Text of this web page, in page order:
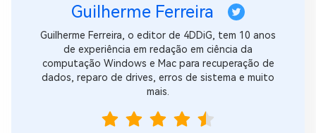
Guilherme Ferreira
Guilherme Ferreira, o editor de 4DDiG, tem 10 anos
de experiência em redação em ciência da
computação Windows e Mac para recuperação de
dados, reparo de drives, erros de sistema e muito
mais.